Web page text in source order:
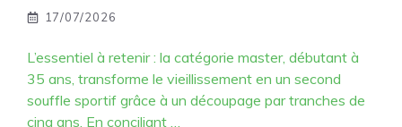
17/07/2026
L’essentiel à retenir : la catégorie master, débutant à
35 ans, transforme le vieillissement en un second
souffle sportif grâce à un découpage par tranches de
cinq ans. En conciliant …